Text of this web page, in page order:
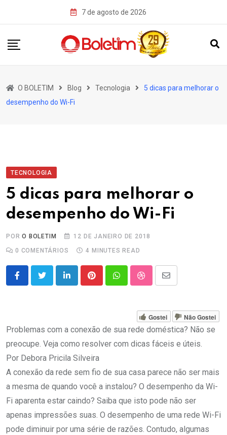
7 de agosto de 2026
O BOLETIM Blog Tecnologia
5 dicas para melhorar o
desempenho do Wi-Fi
TECNOLOGIA
5 dicas para melhorar o
desempenho do Wi-Fi
PORO BOLETIM
12 DE JANEIRO DE 2018
0 COMENTÁRIOS 4 MINUTES READ
LinkedInPinterestWhatsappStumbleUpon
Share
Email
Gostei Não Gostei
Problemas com a conexão de sua rede doméstica? Não se
preocupe. Veja como resolver com dicas fáceis e úteis.
Por Debora Pricila Silveira
A conexão da rede sem fio de sua casa parece não ser mais
a mesma de quando você a instalou? O desempenho da Wi-
Fi aparenta estar caindo? Saiba que isto pode não ser
apenas impressões suas. O desempenho de uma rede Wi-Fi
pode diminuir por uma série de razões. Contudo, algumas